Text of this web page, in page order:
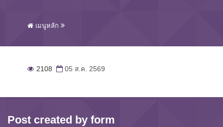
เมนูหลัก
2108 05 ส.ค. 2569
Post created by form